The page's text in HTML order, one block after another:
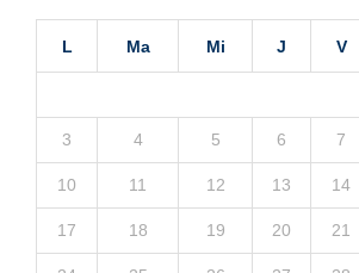
L Ma Mi J V
3 4 5 6 7
10 11 12 13 14
17 18 19 20 21